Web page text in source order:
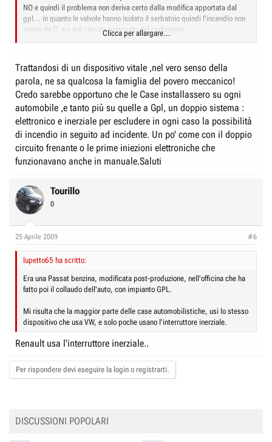
NO e quindi il problema non deriva certo dalla modifica apportata dal
gpl... in quanto le valvole hanno isolato il serbatoio quindi l'incendio non
veniva da li' ma dal circuito princpale del carburante.
Quale piu efficace?? bo non so... l'importante e' che DOVREBBERO
non so nemmeno come funziona... anche se me lo auguro dato che la
macchina e' nuova....... e spero che funzioni se faccio un ciocco.
Cmq probabilmente quello fu un caso magari dovuto ad un difetto di
fabbricazione chi lo sa.... io non ho piu seguito gli sviluppi...
Clicca per allargare...
Trattandosi di un dispositivo vitale ,nel vero senso della
parola, ne sa qualcosa la famiglia del povero meccanico!
Credo sarebbe opportuno che le Case installassero su ogni
automobile ,e tanto più su quelle a Gpl, un doppio sistema :
elettronico e inerziale per escludere in ogni caso la possibilità
di incendio in seguito ad incidente. Un po' come con il doppio
circuito frenante o le prime iniezioni elettroniche che
funzionavano anche in manuale.Saluti
Tourillo
0
25 Aprile 2009 #6
lupetto65 ha scritto:
Era una Passat benzina, modificata post-produzione, nell'officina che ha
fatto poi il collaudo dell'auto, con impianto GPL.
Mi risulta che la maggior parte delle case automobilistiche, usi lo stesso
dispositivo che usa VW, e solo poche usano l'interruttore inerziale.
Renault usa l'interruttore inerziale..
Per rispondere devi eseguire la login o registrarti.
DISCUSSIONI POPOLARI